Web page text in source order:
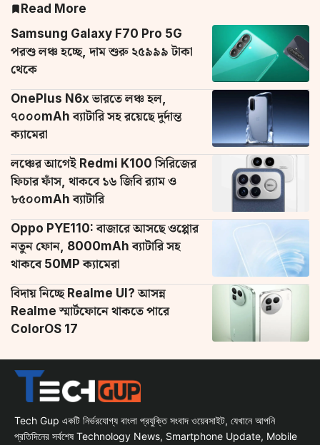
Read More
Samsung Galaxy F70 Pro 5G
পরশু লঞ্চ হচ্ছে, দাম শুরু ২৫৯৯৯ টাকা
থেকে
OnePlus N6x ভারতে লঞ্চ হল,
৭০০০mAh ব্যাটারি সহ রয়েছে দুর্দান্ত
ক্যামেরা
লঞ্চের আগেই Redmi K100 সিরিজের
ফিচার ফাঁস, থাকবে ১৬ জিবি র‌্যাম ও
৮৫০০mAh ব্যাটারি
Oppo PYE110: বাজারে আসছে ওপ্পোর
নতুন ফোন, 8000mAh ব্যাটারি সহ
থাকবে 50MP ক্যামেরা
বিদায় নিচ্ছে Realme UI? আসন্ন
Realme স্মার্টফোনে থাকতে পারে
ColorOS 17
Tech Gup একটি নির্ভরযোগ্য বাংলা প্রযুক্তি সংবাদ ওয়েবসাইট, যেখানে আপনি
প্রতিদিনের সর্বশেষ Technology News, Smartphone Update, Mobile